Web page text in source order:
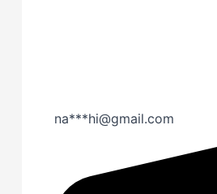
na***hi@gmail.com